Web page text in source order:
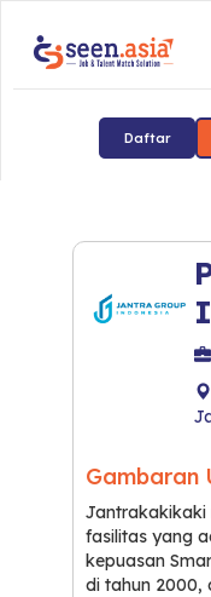
Daftar
Gambaran
Jantrakakikaki
fasilitas yang
kepuasan
di tahun 2000,